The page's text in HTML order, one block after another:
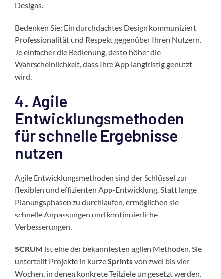
Designs.
Bedenken Sie: Ein durchdachtes Design kommuniziert
Professionalität und Respekt gegenüber Ihren Nutzern.
Je einfacher die Bedienung, desto höher die
Wahrscheinlichkeit, dass Ihre App langfristig genutzt
wird.
4. Agile
Entwicklungsmethoden
für schnelle Ergebnisse
nutzen
Agile Entwicklungsmethoden sind der Schlüssel zur
flexiblen und effizienten App-Entwicklung. Statt lange
Planungsphasen zu durchlaufen, ermöglichen sie
schnelle Anpassungen und kontinuierliche
Verbesserungen.
SCRUM ist eine der bekanntesten agilen Methoden. Sie
unterteilt Projekte in kurzeSprintsvon zwei bis vier
Wochen, in denen konkrete Teilziele umgesetzt werden.